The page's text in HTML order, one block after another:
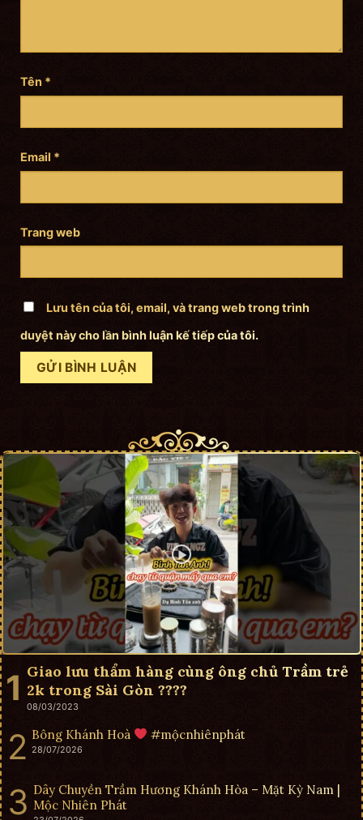
Tên *
Email *
Trang web
Lưu tên của tôi, email, và trang web trong trình
duyệt này cho lần bình luận kế tiếp của tôi.
Giao lưu thẩm hàng cùng ông chủ Trầm trẻ
2k trong Sài Gòn ????
08/03/2023
Bông Khánh Hoà #mộcnhiênphát
28/07/2026
Dây Chuyền Trầm Hương Khánh Hòa – Mặt Kỳ Nam |
Mộc Nhiên Phát